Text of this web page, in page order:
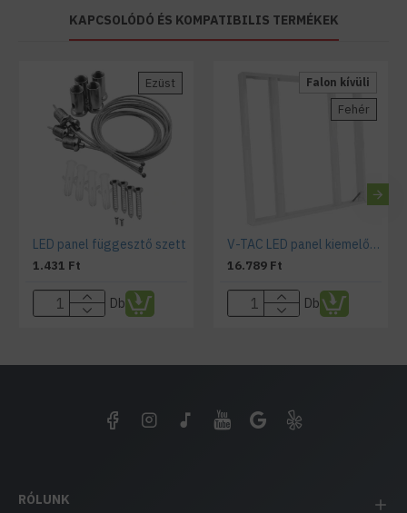
KAPCSOLÓDÓ ÉS KOMPATIBILIS TERMÉKEK
Ezüst
LED panel függesztő szett
1.431 Ft
Db
Falon kívüli
Fehér
V-TAC LED panel kiemelő keret 600x600x55 mm fehér
16.789 Ft
Db
RÓLUNK